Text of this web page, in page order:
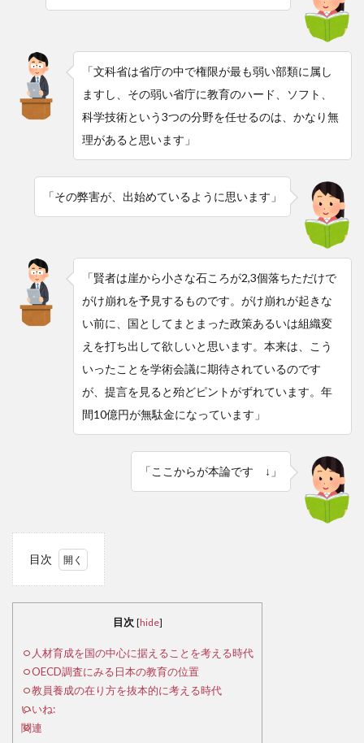
「文科省は省庁の中で権限が最も弱い部類に属し
ますし、その弱い省庁に教育のハード、ソフト、
科学技術という3つの分野を任せるのは、かなり無
理があると思います」
「その弊害が、出始めているように思います」
「賢者は崖から小さな石ころが2,3個落ちただけで
がけ崩れを予見するものです。がけ崩れが起きな
い前に、国としてまとまった政策あるいは組織変
えを打ち出して欲しいと思います。本来は、こう
いったことを学術会議に期待されているのです
が、提言を見ると殆どピントがずれています。年
間10億円が無駄金になっています」
「ここからが本論です ↓」
目次
国の
中心
に据
こと
を考
目次 [hide]
人材育成を国の中心に据えることを考える時代
OECD調査にみる日本の教育の位置
教員養成の在り方を抜本的に考える時代
いいね:
関連